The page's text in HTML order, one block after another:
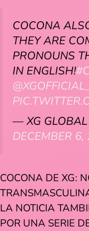
COCONA
THEY ARE
PRONOUNS
IN ENGLISH!
— XG GLOBAL
DECEMBER
COCONA DE XG:
LA NOTICIA
POR UNA SERIE